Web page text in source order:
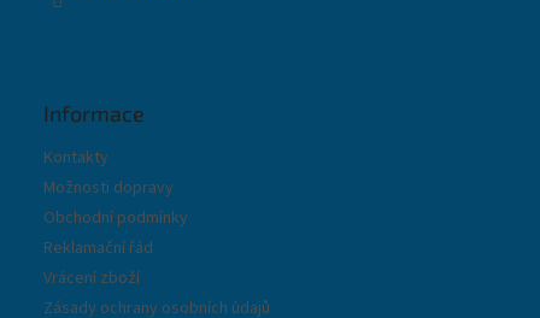
Informace
Kontakty
Možnosti dopravy
Obchodní podmínky
Reklamační řád
Vrácení zboží
Zásady ochrany osobních údajů